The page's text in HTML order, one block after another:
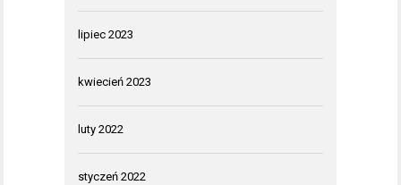
lipiec 2023
kwiecień 2023
luty 2022
styczeń 2022